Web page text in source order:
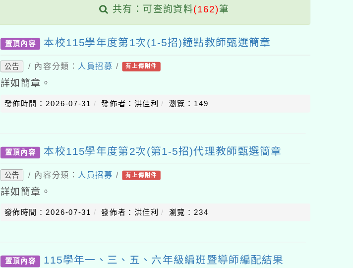
共有：可查詢資料(162)筆
置頂內容 本校115學年度第1次(1-5招)鐘點教師甄選簡章
公告 / 內容分類： 人員招募 / 有上傳附件
詳如簡章。
發佈時間：2026-07-31 發佈者：洪佳利 瀏覽：149
置頂內容 本校115學年度第2次(第1-5招)代理教師甄選簡章
公告 / 內容分類： 人員招募 / 有上傳附件
詳如簡章。
發佈時間：2026-07-31 發佈者：洪佳利 瀏覽：234
置頂內容 115學年一、三、五、六年級編班暨導師編配結果